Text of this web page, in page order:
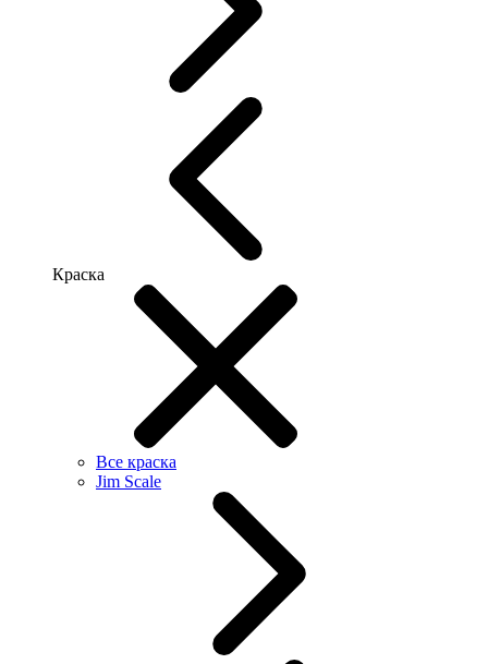
Краска
Все краска
Jim Scale